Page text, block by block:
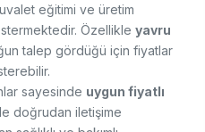
eğitimi ve üretim
Özellikle yavru
talep gördüğü için fiyatlar
sayesinde uygun fiyatlı
doğrudan iletişime